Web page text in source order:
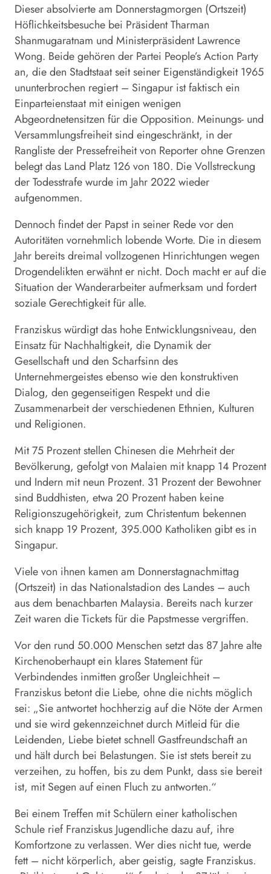
Dieser absolvierte am Donnerstagmorgen (Ortszeit)
Höflichkeitsbesuche bei Präsident Tharman
Shanmugaratnam und Ministerpräsident Lawrence
Wong. Beide gehören der Partei People’s Action Party
an, die den Stadtstaat seit seiner Eigenständigkeit 1965
ununterbrochen regiert – Singapur ist faktisch ein
Einparteienstaat mit einigen wenigen
Abgeordnetensitzen für die Opposition. Meinungs- und
Versammlungsfreiheit sind eingeschränkt, in der
Rangliste der Pressefreiheit von Reporter ohne Grenzen
belegt das Land Platz 126 von 180. Die Vollstreckung
der Todesstrafe wurde im Jahr 2022 wieder
aufgenommen.
Dennoch findet der Papstin seiner Rede vor den
Autoritäten vornehmlich lobende Worte. Die in diesem
Jahr bereits dreimal vollzogenen Hinrichtungen wegen
Drogendelikten erwähnt er nicht. Doch macht er auf die
Situation der Wanderarbeiter aufmerksam und fordert
soziale Gerechtigkeit für alle.
Franziskus würdigt das hohe Entwicklungsniveau, den
Einsatz für Nachhaltigkeit, die Dynamik der
Gesellschaft und den Scharfsinn des
Unternehmergeistes ebenso wie den konstruktiven
Dialog, den gegenseitigen Respekt und die
Zusammenarbeit der verschiedenen Ethnien, Kulturen
und Religionen.
Mit 75 Prozent stellen Chinesen die Mehrheit der
Bevölkerung, gefolgt von Malaien mit knapp 14 Prozent
und Indern mit neun Prozent. 31 Prozent der Bewohner
sind Buddhisten, etwa 20 Prozent haben keine
Religionszugehörigkeit, zum Christentum bekennen
sich knapp 19 Prozent, 395.000 Katholiken gibt es in
Singapur.
Viele von ihnen kamen am Donnerstagnachmittag
(Ortszeit) in das Nationalstadion des Landes – auch
aus dem benachbarten Malaysia. Bereits nach kurzer
Zeit waren die Tickets für die Papstmesse vergriffen.
Vor den rund 50.000 Menschen setzt das 87 Jahre alte
Kirchenoberhaupt ein klares Statement für
Verbindendes inmitten großer Ungleichheit –
Franziskus betont die Liebe, ohne die nichts möglich
sei: „Sie antwortet hochherzig auf die Nöte der Armen
und sie wird gekennzeichnet durch Mitleid für die
Leidenden, Liebe bietet schnell Gastfreundschaft an
und hält durch bei Belastungen. Sie ist stets bereit zu
verzeihen, zu hoffen, bis zu dem Punkt, dass sie bereit
ist, mit Segen auf einen Fluch zu antworten.“
Bei einem Treffen mit Schülern einer katholischen
Schule rief Franziskus Jugendliche dazu auf, ihre
Komfortzone zu verlassen. Wer dies nicht tue, werde
fett – nicht körperlich, aber geistig, sagte Franziskus.